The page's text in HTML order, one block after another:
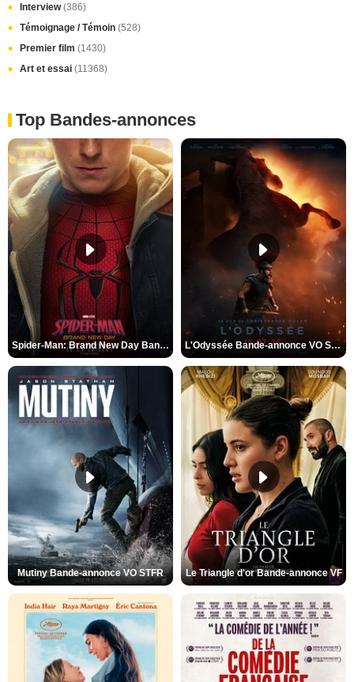
Interview(386)
Témoignage / Témoin (528)
Premier film (1430)
Art et essai (11368)
Top Bandes-annonces
Spider-Man: Brand New Day Bande-annonce VO STFR L'Odyssée Bande-annonce VO STFR
Mutiny Bande-annonce VO STFR Le Triangle d'or Bande-annonce VF